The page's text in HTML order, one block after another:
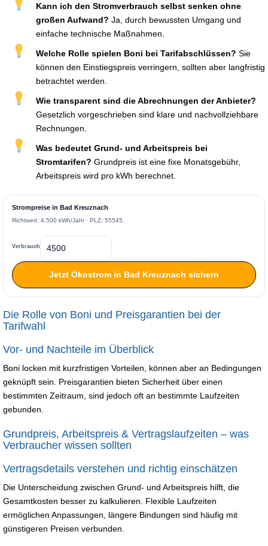
Kann ich den Stromverbrauch selbst senken ohne
großen Aufwand? Ja, durch bewussten Umgang und
einfache technische Maßnahmen.
Welche Rolle spielen Boni bei Tarifabschlüssen? Sie
können den Einstiegspreis verringern, sollten aber langfristig
betrachtet werden.
Wie transparent sind die Abrechnungen der Anbieter?
Gesetzlich vorgeschrieben sind klare und nachvollziehbare
Rechnungen.
Was bedeutet Grund- und Arbeitspreis bei
Stromtarifen? Grundpreis ist eine fixe Monatsgebühr,
Arbeitspreis wird pro kWh berechnet.
Strompreise in Bad Kreuznach
Richtwert: 4.500 kWh/Jahr · PLZ: 55545
Verbrauch
Jetzt Ökostrom in Bad Kreuznach sichern
Die Rolle von Boni und Preisgarantien bei der
Tarifwahl
Vor- und Nachteile im Überblick
Boni locken mit kurzfristigen Vorteilen, können aber an Bedingungen
geknüpft sein. Preisgarantien bieten Sicherheit über einen
bestimmten Zeitraum, sind jedoch oft an bestimmte Laufzeiten
gebunden.
Grundpreis, Arbeitspreis & Vertragslaufzeiten – was
Verbraucher wissen sollten
Vertragsdetails verstehen und richtig einschätzen
Die Unterscheidung zwischen Grund- und Arbeitspreis hilft, die
Gesamtkosten besser zu kalkulieren. Flexible Laufzeiten
ermöglichen Anpassungen, längere Bindungen sind häufig mit
günstigeren Preisen verbunden.